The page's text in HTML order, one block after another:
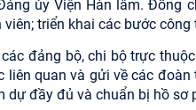
ủy Viện Hàn lâm. Đồng
triển khai các bước
đảng bộ, chi bộ trực
liên quan và gửi về các
dự đầy đủ và chuẩn bị hồ sơ